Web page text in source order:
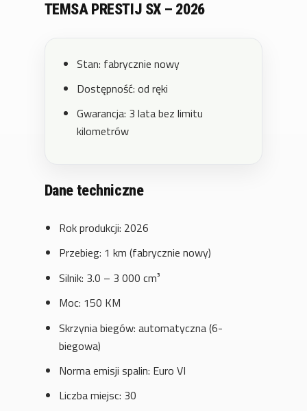
TEMSA PRESTIJ SX – 2026
Stan: fabrycznie nowy
Dostępność: od ręki
Gwarancja: 3 lata bez limitu
kilometrów
Dane techniczne
Rok produkcji: 2026
Przebieg: 1 km (fabrycznie nowy)
Silnik: 3.0 – 3 000 cm³
Moc: 150 KM
Skrzynia biegów: automatyczna (6-
biegowa)
Norma emisji spalin: Euro VI
Liczba miejsc: 30